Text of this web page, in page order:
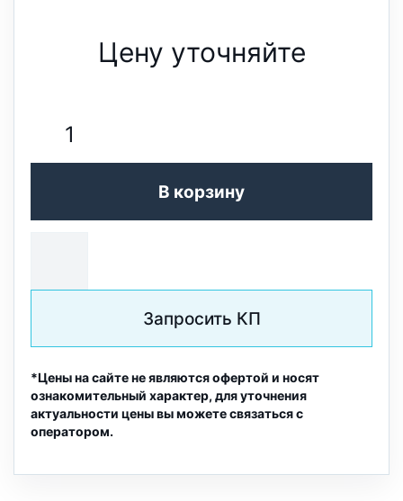
Цену уточняйте
В корзину
Запросить КП
*Цены на сайте не являются офертой и носят
ознакомительный характер, для уточнения
актуальности цены вы можете связаться с
оператором.